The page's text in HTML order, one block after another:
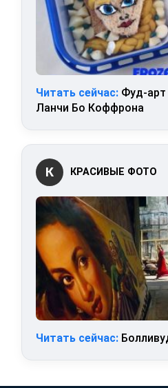
Читать сейчас: Фуд-арт
Ланчи Бо Коффрона
К КРАСИВЫЕ ФОТО
Читать сейчас: